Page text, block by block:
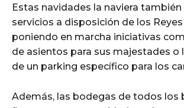
Estas navidades la naviera también
servicios a disposición de los
poniendo en marcha iniciativas
de asientos para sus majestades o
de un parking específico para los
Además, las bodegas de todos los